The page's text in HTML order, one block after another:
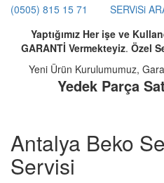
(0505) 815 15 71
SERViSi
Yaptığımız Her işe ve
GARANTİ Vermekteyiz. Özel
Yeni Ürün Kurulumumuz,
Yedek Parça
Antalya Beko
Servisi